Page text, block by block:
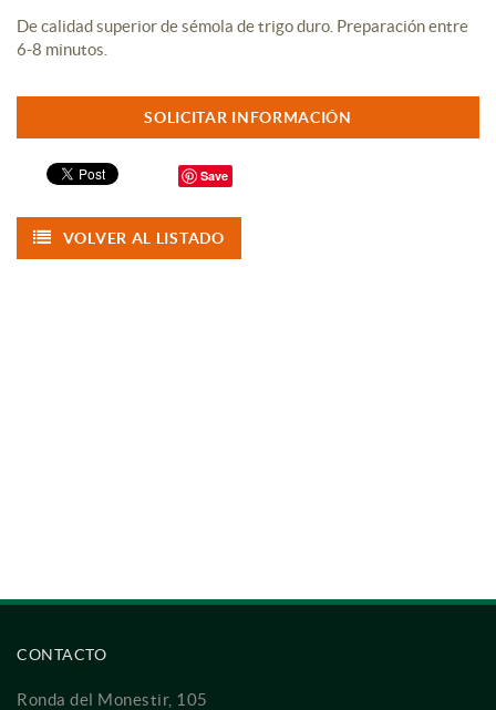
De calidad superior de sémola de trigo duro. Preparación entre
6-8 minutos.
SOLICITAR INFORMACIÓN
Save
VOLVER AL LISTADO
CONTACTO
Ronda del Monestir, 105